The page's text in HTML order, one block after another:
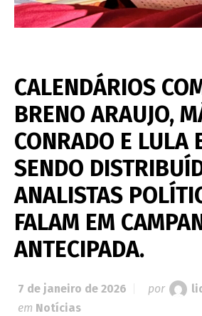
CALENDÁRIOS
BRENO ARAUJO,
CONRADO E LULA
SENDO
ANALISTAS
FALAM EM
ANTECIPADA.
7 de janeiro de 2026 por
em Notícias